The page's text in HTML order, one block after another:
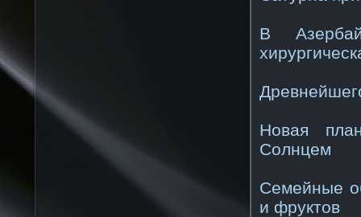
В
Новая
Солнцем
Семейные
и фруктов